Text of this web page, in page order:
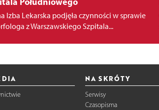
Izba Lekarska podjęła czynności w sprawie
z Warszawskiego Szpitala...
NA SKRÓTY
Serwisy
Czasopisma